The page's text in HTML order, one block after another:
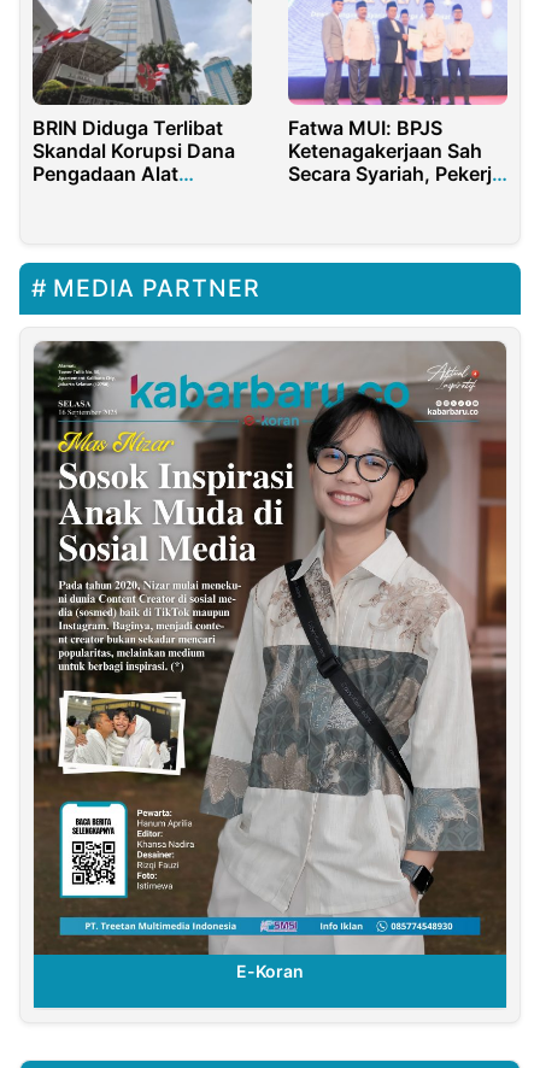
BRIN Diduga Terlibat
Skandal Korupsi Dana
Pengadaan Alat
Fatwa MUI: BPJS
Ketenagakerjaan Sah
Secara Syariah, Pekerja
MEDIA PARTNER
E-Koran